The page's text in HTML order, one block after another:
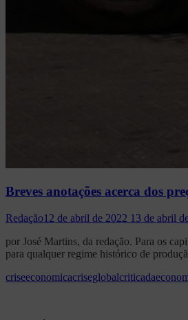
Breves anotações acerca dos
Redação12 de abril de 2022 13 de abril
por José Martins, da redação. Para os
para qualquer regime histórico de
criseeconomicacriseglobal